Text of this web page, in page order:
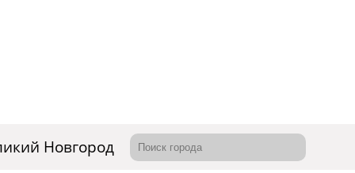
Новгород